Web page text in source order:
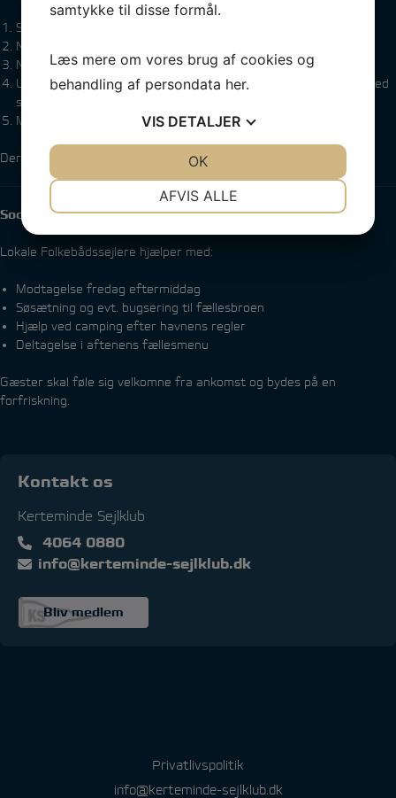
Seriøse
Nyskabende
Nostalgiske
Udfordrende – gerne ud over almindelige op/ned-baner, evt. med
strømmen fra havneudløbet som en joker
Medie- og publikumsvenlige, hvis vejr og vind tillader det
Der tilstræbes et varieret mix efter stævneledelsens valg.
Sociale aktiviteter
Lokale Folkebådssejlere hjælper med:
Modtagelse fredag eftermiddag
Søsætning og evt. bugsering til fællesbroen
Hjælp ved camping efter havnens regler
Deltagelse i aftenens fællesmenu
Gæster skal føle sig velkomne fra ankomst og bydes på en
forfriskning.
Kontakt os
Kerteminde Sejlklub
4064 0880
info@kerteminde-sejlklub.dk
Bliv medlem
Privatlivspolitik
info@kerteminde-sejlklub.dk
samtykke til disse formål.
Læs mere om vores brug af cookies og
behandling af persondata her.
VIS DETALJER
MARKETING
AFVIS ALLE
OK